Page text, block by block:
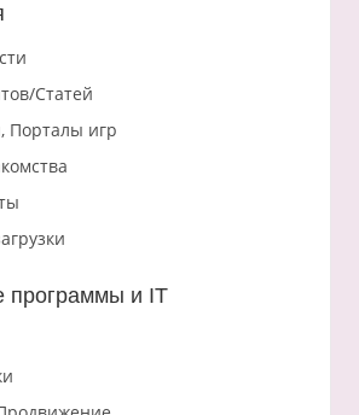
Статей
Порталы игр
программы и IT